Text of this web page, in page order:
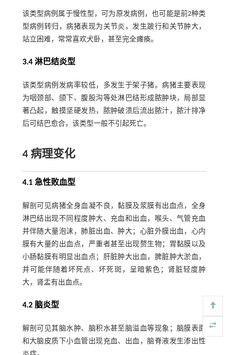
该类型病例属于慢性型，可为原发病例，也可能是前2种类
型病例转归，病猪表现为关节炎，发生跛行和关节肿大，
站立困难，常常喜欢犬卧，甚至完全瘫痪。
3.4 淋巴结炎型
该类型病例发病率较低，多发生于架子猪。病猪主要表现
为咽颈部、颌下、腹股沟等处淋巴结形成脓肿块，局部显
著凸起，触摸坚硬发热，脓肿破溃后流出脓汁，脓汁排净
后可结巴愈合，该类型一般不引起死亡。
4 病理变化
4.1 急性败血型
解剖可见病猪全身血凝不良，黏膜及浆膜有出血点，全身
淋巴结出现不同程度肿大、充血和出血，喉头、气管充血
并伴随大量泡沫，肺脏出血、肿大；心脏外膜出血，心内
膜有大量的出血点，严重者甚至出现赘生物；胃黏膜以及
小肠黏膜有明显出血点；肝脏肿大出血，脾脏肿大淤血，
并可能伴随着坏死点、坏死斑，呈暗紫色；肾脏轻度肿
大，肾盂有出血点。
4.2 脑炎型
解剖可见其脑水肿、脑积水甚至脑溢血等现象；脑膜表面
和大脑皮质下小血管出现充血、出血，脑脊液发生渗出性